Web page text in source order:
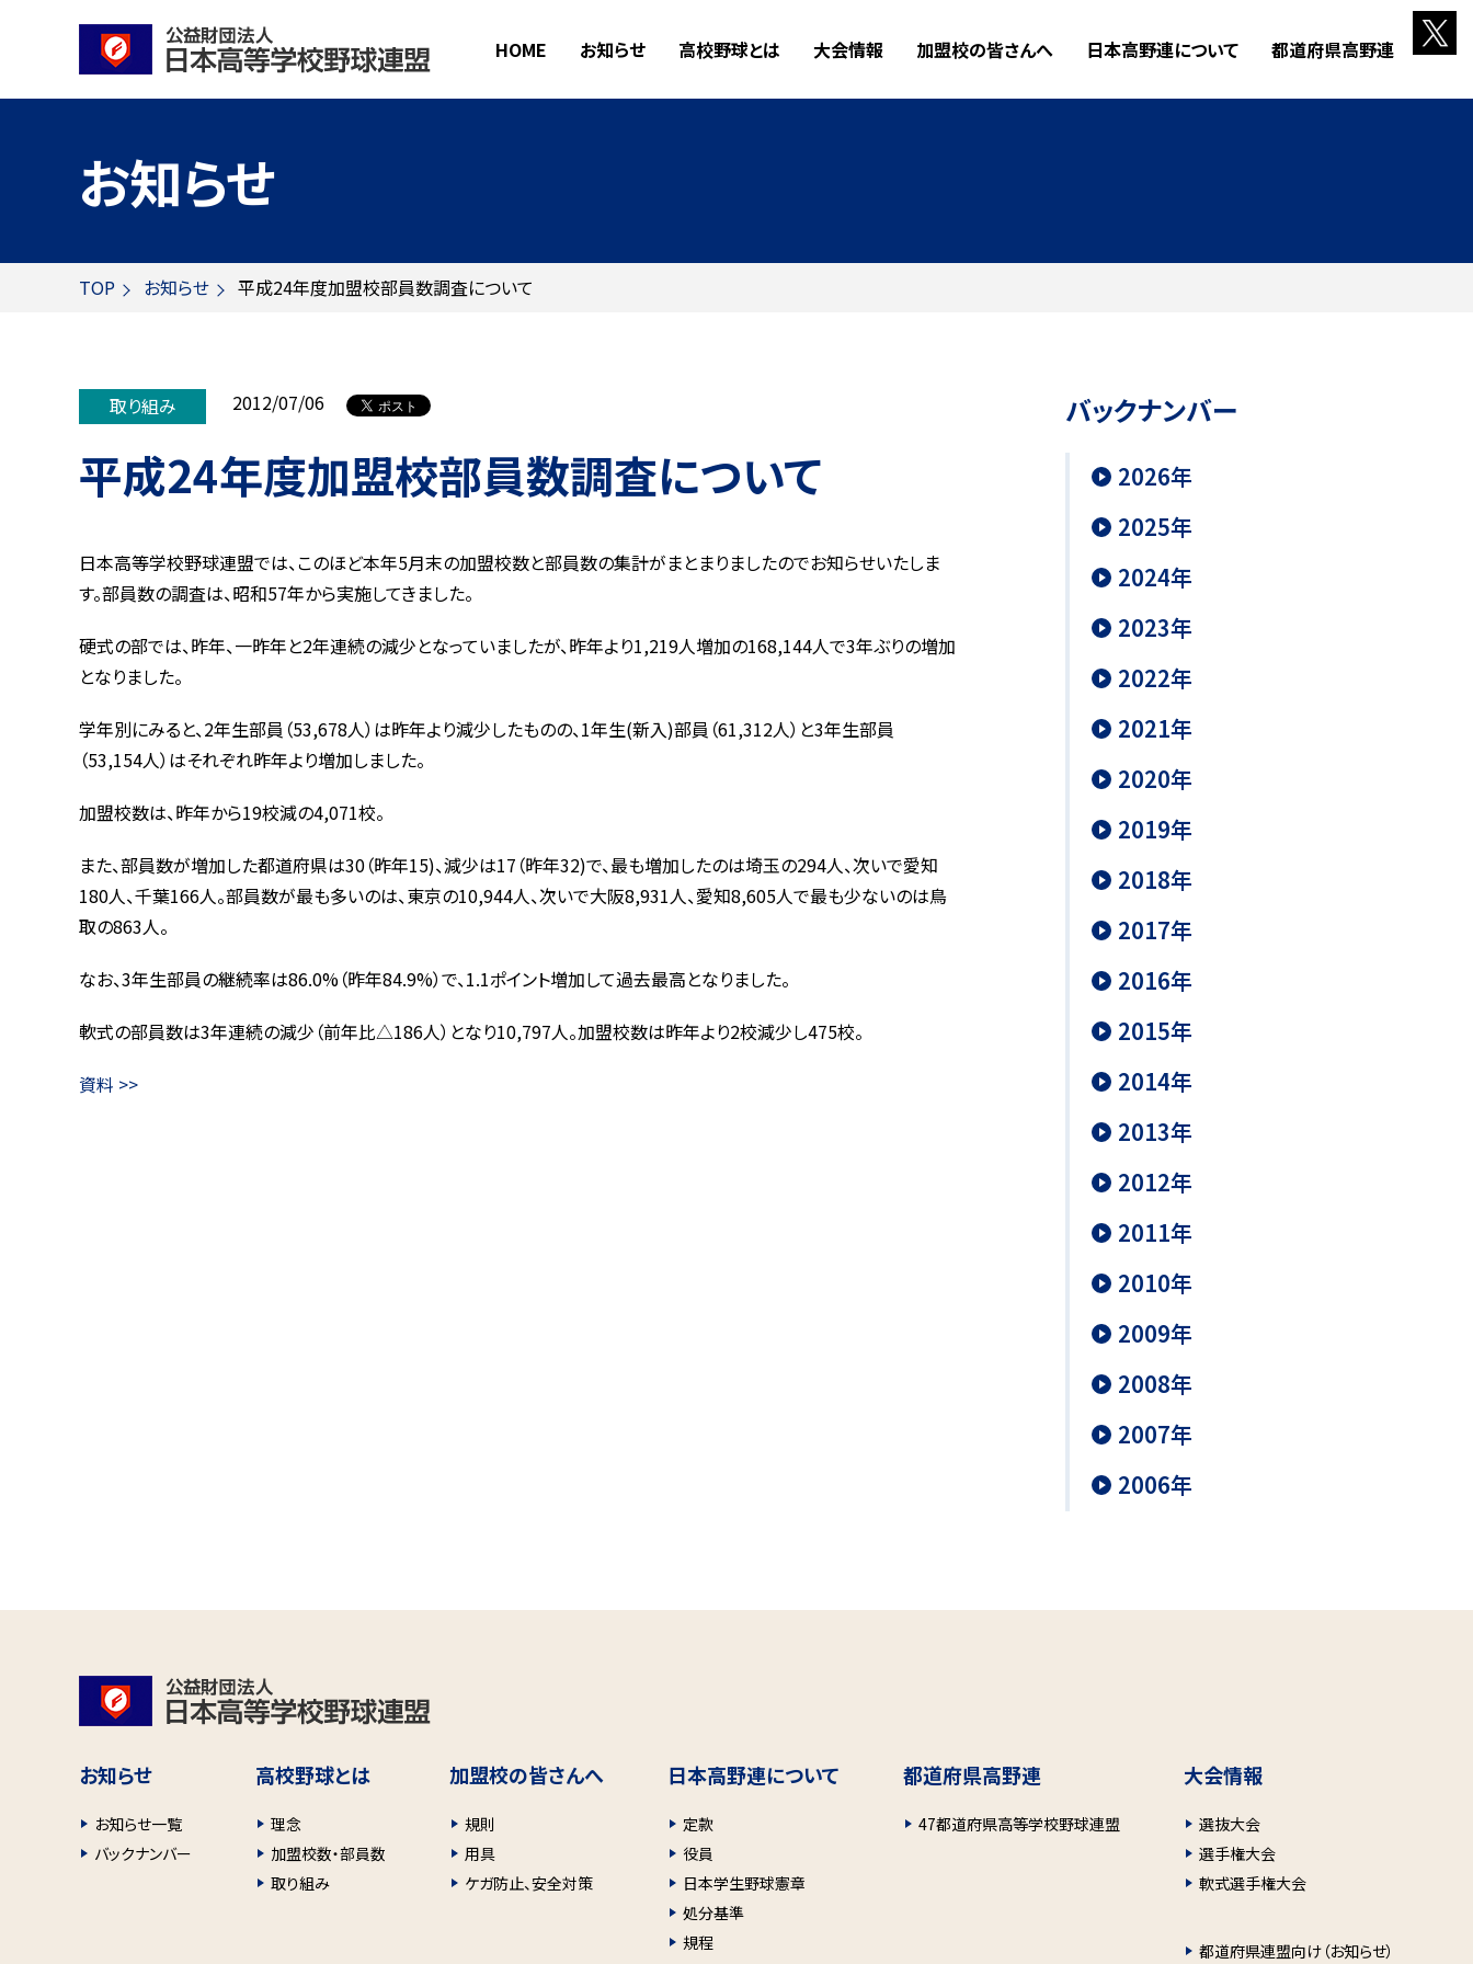
HOME お知らせ 高校野球とは 大会情報 加盟校の皆さんへ 日本高野連について 都道府県高野連
お知らせ
TOP お知らせ 平成24年度加盟校部員数調査について
取り組み 2012/07/06
平成24年度加盟校部員数調査について
日本高等学校野球連盟では、このほど本年5月末の加盟校数と部員数の集計がまとまりましたのでお知らせいたしま
す。部員数の調査は、昭和57年から実施してきました。
硬式の部では、昨年、一昨年と2年連続の減少となっていましたが、昨年より1,219人増加の168,144人で3年ぶりの増加
となりました。
学年別にみると、2年生部員（53,678人）は昨年より減少したものの、1年生(新入)部員（61,312人）と3年生部員
（53,154人）はそれぞれ昨年より増加しました。
加盟校数は、昨年から19校減の4,071校。
また、部員数が増加した都道府県は30（昨年15)、減少は17（昨年32)で、最も増加したのは埼玉の294人、次いで愛知
180人、千葉166人。部員数が最も多いのは、東京の10,944人、次いで大阪8,931人、愛知8,605人で最も少ないのは鳥
取の863人。
なお、3年生部員の継続率は86.0%（昨年84.9%）で、1.1ポイント増加して過去最高となりました。
軟式の部員数は3年連続の減少（前年比△186人）となり10,797人。加盟校数は昨年より2校減少し475校。
資料 >>
バックナンバー
2026年
2025年
2024年
2023年
2022年
2021年
2020年
2019年
2018年
2017年
2016年
2015年
2014年
2013年
2012年
2011年
2010年
2009年
2008年
2007年
2006年
お知らせ
お知らせ一覧
バックナンバー
高校野球とは
理念
加盟校数・部員数
取り組み
加盟校の皆さんへ
規則
用具
ケガ防止、安全対策
日本高野連について
定款
役員
日本学生野球憲章
処分基準
規程
都道府県高野連
47都道府県高等学校野球連盟
大会情報
選抜大会
選手権大会
軟式選手権大会
都道府県連盟向け（お知らせ）